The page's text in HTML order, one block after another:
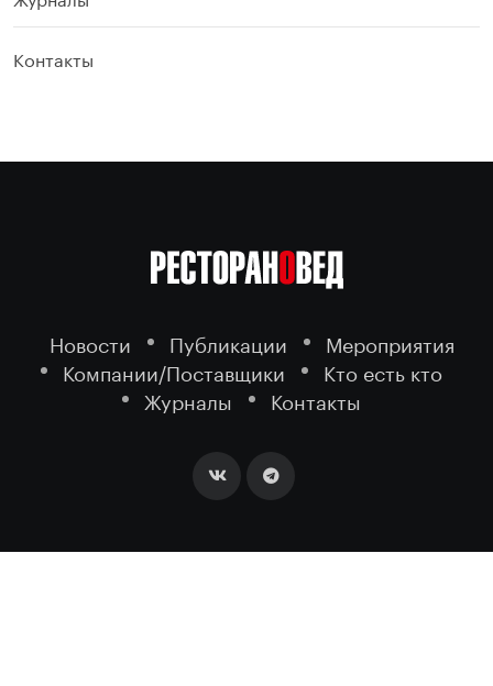
Контакты
Новости Публикации
Мероприятия
Компании/Поставщики
Кто есть кто
Журналы
Контакты